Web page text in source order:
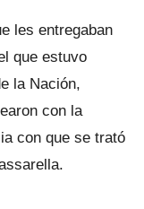
les entregaban
que estuvo
la Nación,
con la
con que se trató